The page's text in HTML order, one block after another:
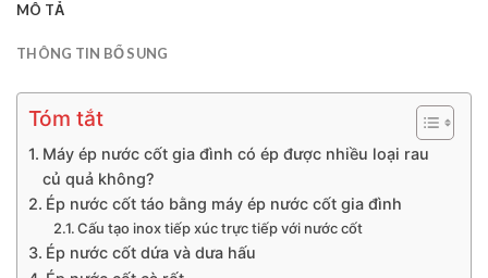
MÔ TẢ
THÔNG TIN BỔ SUNG
Tóm tắt
Máy ép nước cốt gia đình có ép được nhiều loại rau
củ quả không?
Ép nước cốt táo bằng máy ép nước cốt gia đình
Cấu tạo inox tiếp xúc trực tiếp với nước cốt
Ép nước cốt dứa và dưa hấu